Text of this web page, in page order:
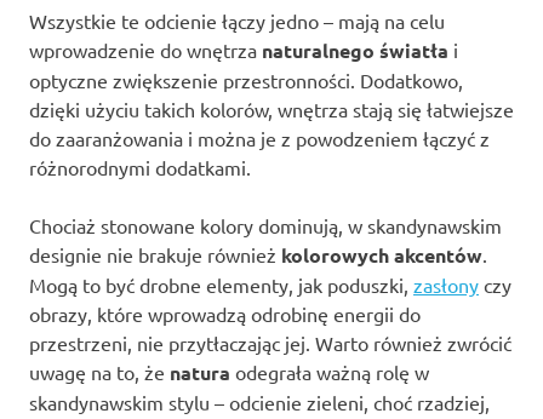
Wszystkie te odcienie łączy jedno – mają na celu
wprowadzenie do wnętrza naturalnego światła i
optyczne zwiększenie przestronności. Dodatkowo,
dzięki użyciu takich kolorów, wnętrza stają się łatwiejsze
do zaaranżowania i można je z powodzeniem łączyć z
różnorodnymi dodatkami.
Chociaż stonowane kolory dominują, w skandynawskim
designie nie brakuje również kolorowych akcentów.
Mogą to być drobne elementy, jak poduszki, zasłony czy
obrazy, które wprowadzą odrobinę energii do
przestrzeni, nie przytłaczając jej. Warto również zwrócić
uwagę na to, że natura odegrała ważną rolę w
skandynawskim stylu – odcienie zieleni, choć rzadziej,